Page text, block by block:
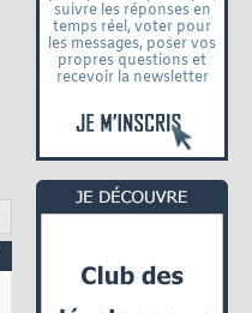
suivre les réponses en
temps réel, voter pour
les messages, poser vos
propres questions et
recevoir la newsletter